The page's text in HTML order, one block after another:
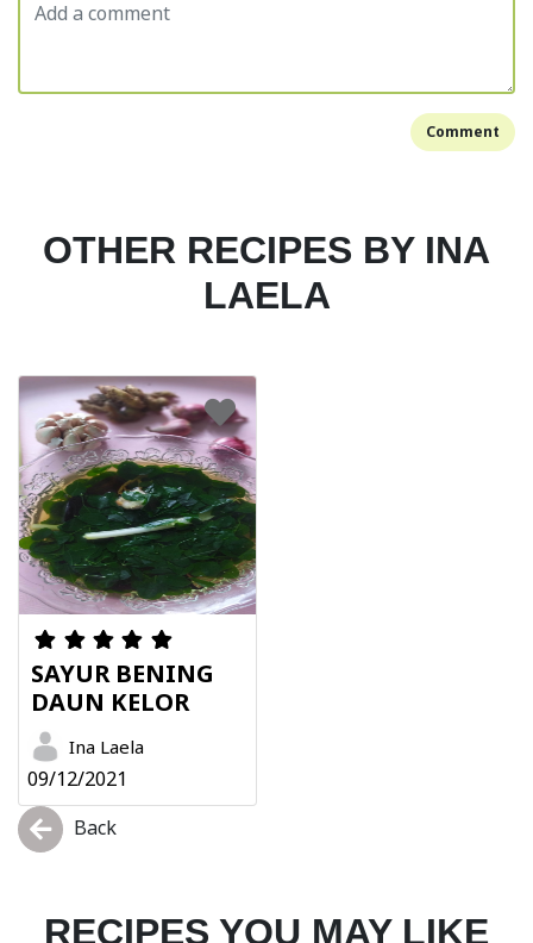
Comment
OTHER RECIPES BY INA
LAELA
SAYUR BENING
DAUN KELOR
Ina Laela
09/12/2021
Back
RECIPES YOU MAY LIKE